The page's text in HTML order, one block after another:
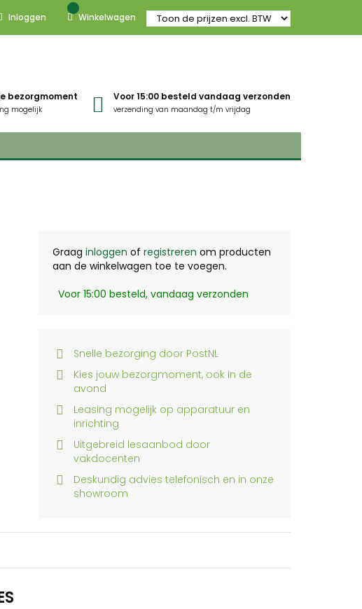
Inloggen Winkelwagen
bezorgmoment
mogelijk
Voor 15:00 besteld vandaag verzonden
verzending van maandag t/m vrijdag
Graag inloggen of registreren om producten
aan de winkelwagen toe te voegen.
Voor 15:00 besteld, vandaag verzonden
Snelle bezorging door PostNL
Kies jouw bezorgmoment, ook in de
avond
Leasing mogelijk op apparatuur en
inrichting
Uitgebreid lesaanbod door
vakdocenten
Deskundig advies telefonisch en in onze
showroom